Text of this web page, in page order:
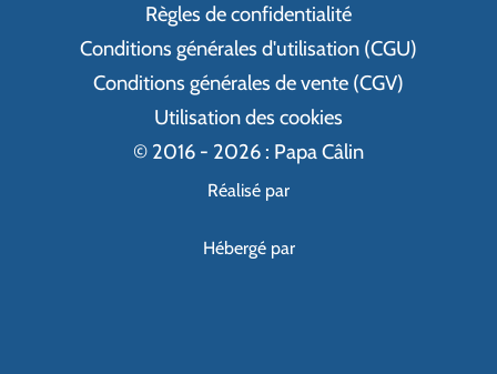
Règles de confidentialité
Conditions générales d'utilisation (CGU)
Conditions générales de vente (CGV)
Utilisation des cookies
© 2016 - 2026 : Papa Câlin
Réalisé par
Hébergé par